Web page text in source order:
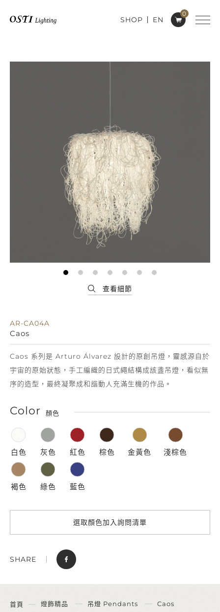
0
SHOP EN
AR-CA04A
Caos
Caos 系列是 Arturo Álvarez 設計的原創吊燈，靈感源自於
宇宙的原始狀態，手工編織的日式繩結構成該盞吊燈，看似無
序的造型，最終凝聚成和諧動人充滿生機的作品。
Color 顏色
白色 灰色 紅色 棕色 金黃色 淺棕色
褐色 綠色 藍色
選取顏色加入詢問清單
SHARE
首頁 燈飾精品 吊燈 Pendants Caos